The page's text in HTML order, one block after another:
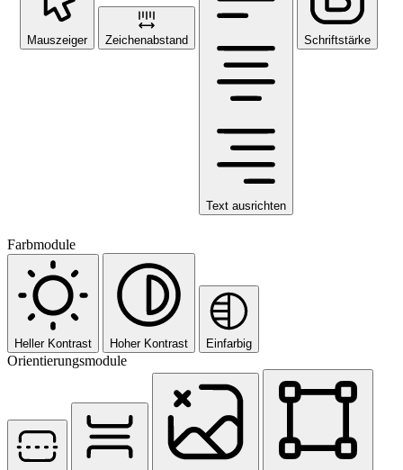
Mauszeiger Zeichenabstand
Text ausrichten
Schriftstärke
Farbmodule
Heller Kontrast Hoher Kontrast Einfarbig
Orientierungsmodule